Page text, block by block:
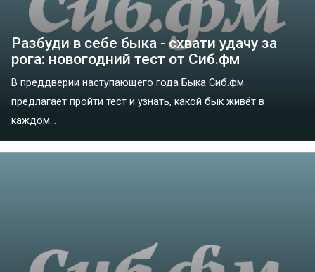
Разбуди в себе быка - схвати удачу за
рога: новогодний тест от Сиб.фм
В преддверии наступающего года Быка Сиб.фм
предлагает пройти тест и узнать, какой бык живёт в
каждом...